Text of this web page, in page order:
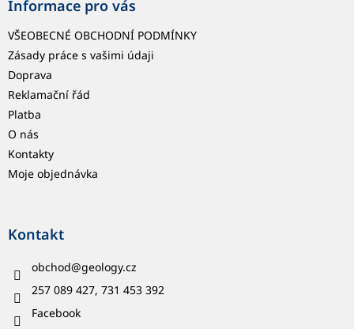
Informace pro vás
VŠEOBECNÉ OBCHODNÍ PODMÍNKY
Zásady práce s vašimi údaji
Doprava
Reklamační řád
Platba
O nás
Kontakty
Moje objednávka
Kontakt
obchod@geology.cz
257 089 427, 731 453 392
Facebook